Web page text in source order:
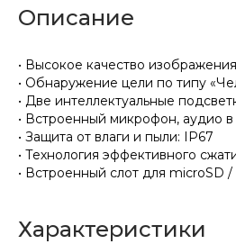
Описание
• Высокое качество
• Обнаружение цели по типу
• Две интеллектуальные
• Встроенный микрофон, аудио
• Защита от влаги и пыли: IP67
• Технология эффективного
• Встроенный слот для microSD /
Характеристики